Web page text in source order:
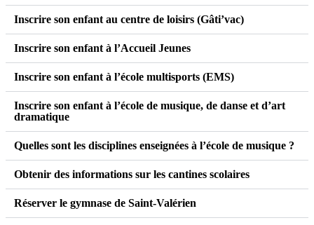
Inscrire son enfant au centre de loisirs (Gâti’vac)
Inscrire son enfant à l’Accueil Jeunes
Inscrire son enfant à l’école multisports (EMS)
Inscrire son enfant à l’école de musique, de danse et d’art
dramatique
Quelles sont les disciplines enseignées à l’école de musique ?
Obtenir des informations sur les cantines scolaires
Réserver le gymnase de Saint-Valérien